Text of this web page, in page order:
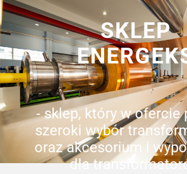
SKLEP
- sklep, który w ofercie
szeroki wybór
oraz akcesorium i
dla